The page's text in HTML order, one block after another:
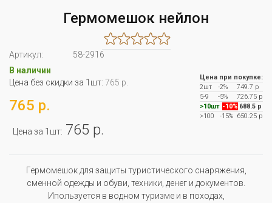
Гермомешок нейлон
Артикул:
58-2916
В наличии
Цена без скидки за 1шт: 765 р.
765 р.
Цена за 1шт: 765 р.
Цена при покупке:
2шт
-2%
749.7 р
5-9
-5%
726.75 р
>10шт -10% 688.5 р
>100
-15% 650.25 р
Гермомешок для защиты туристического снаряжения,
сменной одежды и обуви, техники, денег и документов.
Ипользуется в водном туризме и в походах,